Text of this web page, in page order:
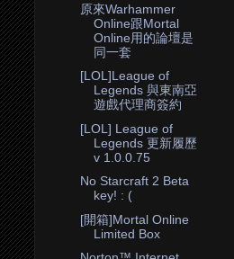
原來Warhammer
Online跟Mortal
Online用的論壇是
同一套
[LOL]League of
Legends 與東南亞
遊戲代理商簽約
[LOL] League of
Legends 更新履歷
v 1.0.0.75
No Starcraft 2 Beta
key! : (
[開箱]Mortal Online
Limited Box